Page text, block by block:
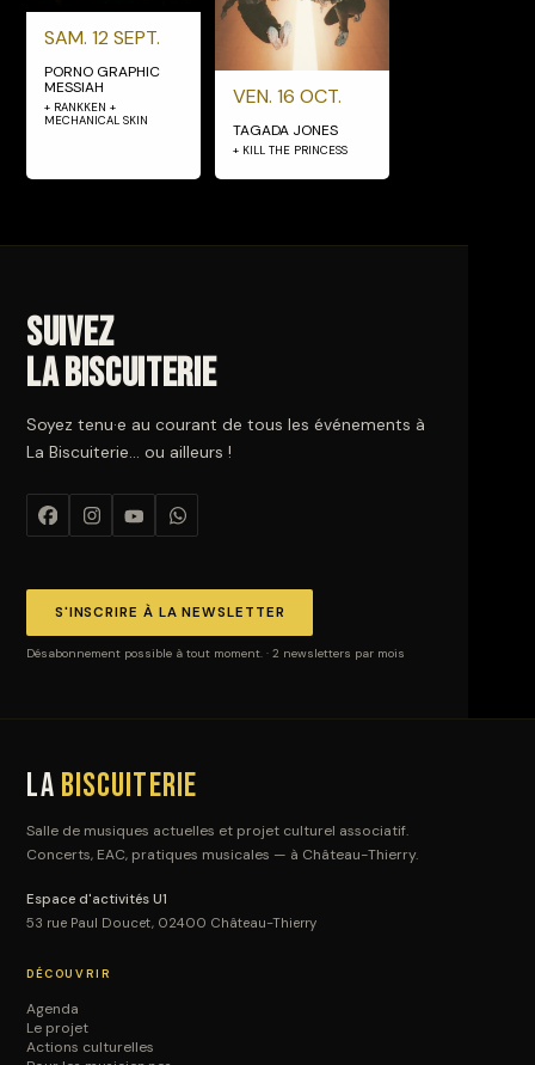
SAM. 12 SEPT.
PORNO GRAPHIC
MESSIAH
+ RANKKEN +
MECHANICAL SKIN
VEN. 16 OCT.
TAGADA JONES
+ KILL THE PRINCESS
Suivez
La Biscuiterie
Soyez tenu·e au courant de tous les événements à
La Biscuiterie… ou ailleurs !
S'INSCRIRE À LA NEWSLETTER
Désabonnement possible à tout moment. · 2 newsletters par mois
La Biscuiterie
Salle de musiques actuelles et projet culturel associatif.
Concerts, EAC, pratiques musicales — à Château-Thierry.
Espace d'activités U1
53 rue Paul Doucet, 02400 Château-Thierry
DÉCOUVRIR
Agenda
Le projet
Actions culturelles